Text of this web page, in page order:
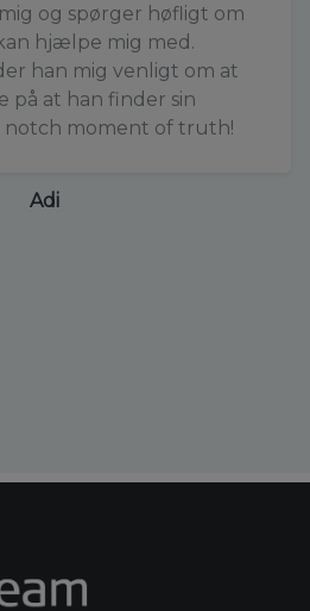
og spørger høfligt om
hjælpe mig med.
han mig venligt om at
på at han finder sin
notch moment of truth!
Adi